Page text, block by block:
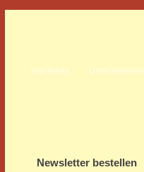
Startseite Unternehmen
Newsletter bestellen